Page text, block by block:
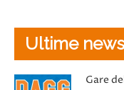
Ultime news
Gare